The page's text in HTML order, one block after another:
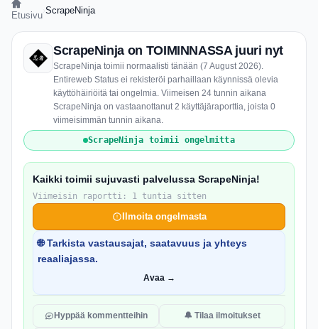
Etusivu ScrapeNinja
ScrapeNinja on TOIMINNASSA juuri nyt
ScrapeNinja toimii normaalisti tänään (7 August 2026).
Entireweb Status ei rekisteröi parhaillaan käynnissä olevia
käyttöhäiriöitä tai ongelmia. Viimeisen 24 tunnin aikana
ScrapeNinja on vastaanottanut 2 käyttäjäraporttia, joista 0
viimeisimmän tunnin aikana.
ScrapeNinja toimii ongelmitta
Kaikki toimii sujuvasti palvelussa ScrapeNinja!
Viimeisin raportti: 1 tuntia sitten
Ilmoita ongelmasta
🌐 Tarkista vastausajat, saatavuus ja yhteys
reaaliajassa.
Avaa →
Hyppää kommentteihin 🔔 Tilaa ilmoitukset